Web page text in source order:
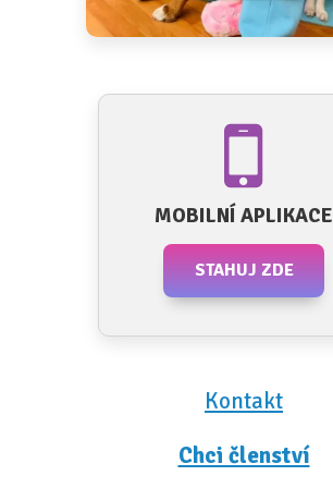
MOBILNÍ APLIKACE
STAHUJ ZDE
Kontakt
Chci členství